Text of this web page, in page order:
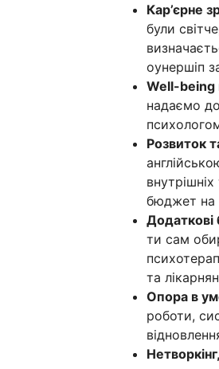
Кар’єрне
були
оунершіп
Well-being
надаємо
Розвиток
бюджет на
Додаткові
ти сам
та
Опора в
роботи,